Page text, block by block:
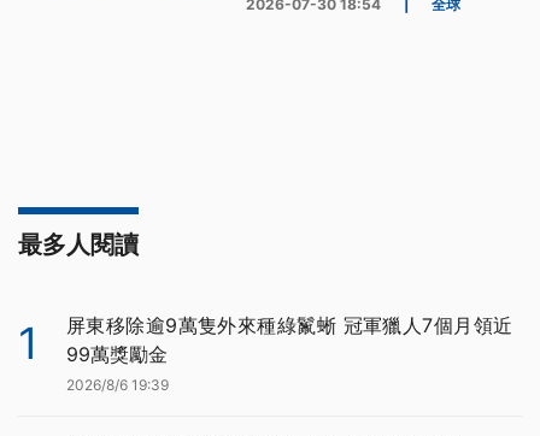
2026-07-30 18:54 全球
最多人閱讀
1
屏東移除逾9萬隻外來種綠鬣蜥 冠軍獵人7個月領近
99萬獎勵金
2026/8/6 19:39